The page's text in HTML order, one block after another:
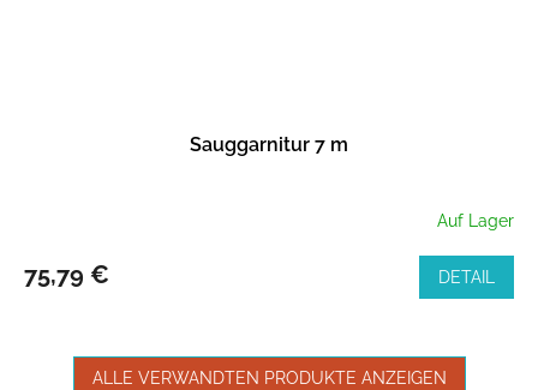
Sauggarnitur 7 m
Auf Lager
75,79 € DETAIL
ALLE VERWANDTEN PRODUKTE ANZEIGEN